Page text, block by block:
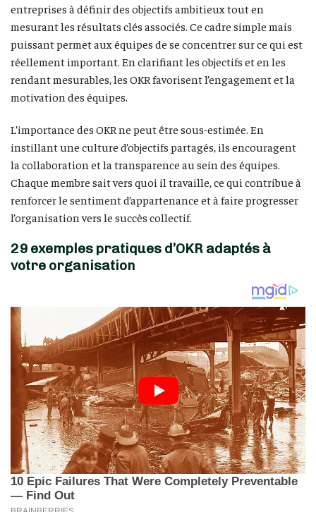
entreprises à définir des objectifs ambitieux tout en
mesurant les résultats clés associés. Ce cadre simple mais
puissant permet aux équipes de se concentrer sur ce qui est
réellement important. En clarifiant les objectifs et en les
rendant mesurables, les OKR favorisent l’engagement et la
motivation des équipes.
L’importance des OKR ne peut être sous-estimée. En
instillant une culture d’objectifs partagés, ils encouragent
la collaboration et la transparence au sein des équipes.
Chaque membre sait vers quoi il travaille, ce qui contribue à
renforcer le sentiment d’appartenance et à faire progresser
l’organisation vers le succès collectif.
29 exemples pratiques d’OKR adaptés à
votre organisation